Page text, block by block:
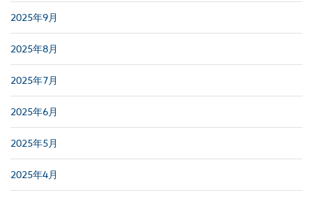
2025年9月
2025年8月
2025年7月
2025年6月
2025年5月
2025年4月